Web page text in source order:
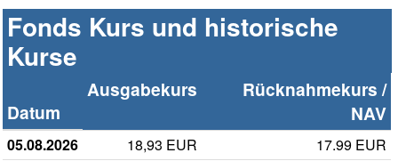
Fonds Kurs und historische
Kurse
Datum
Ausgabekurs
Rücknahmekurs /
NAV
05.08.2026 18,93 EUR
17.99 EUR